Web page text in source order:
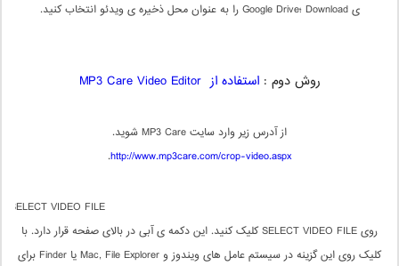
ی Download ؛Google Drive را به عنوان محل ذخیره ی ویدئو انتخاب کنید.
روش دوم : استفاده از MP3 Care Video Editor
از آدرس زیر وارد سایت MP3 Care شوید.
http://www.mp3care.com/crop-video.aspx
.
SELECT VIDEO FILE
روی SELECT VIDEO FILE کلیک کنید. این دکمه ی آبی در بالای صفحه قرار دارد. با
کلیک روی این گزینه در سیستم عامل های ویندوز و Mac, File Explorer یا Finder برای